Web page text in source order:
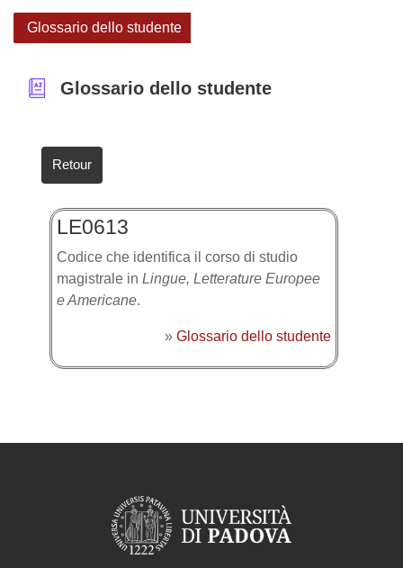
Glossario dello studente
Glossario dello studente
Retour
LE0613
Codice che identifica il corso di studio
magistrale in Lingue, Letterature Europee
e Americane.
» Glossario dello studente